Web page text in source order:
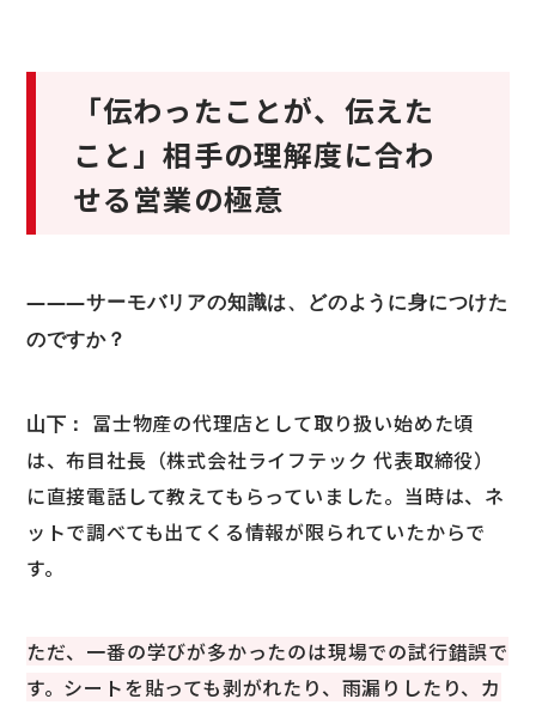
「伝わったことが、伝えた
こと」相手の理解度に合わ
せる営業の極意
―――サーモバリアの知識は、どのように身につけた
のですか？
山下： 冨士物産の代理店として取り扱い始めた頃
は、布目社長（株式会社ライフテック 代表取締役）
に直接電話して教えてもらっていました。当時は、ネ
ットで調べても出てくる情報が限られていたからで
す。
ただ、一番の学びが多かったのは現場での試行錯誤で
す。シートを貼っても剥がれたり、雨漏りしたり、カ